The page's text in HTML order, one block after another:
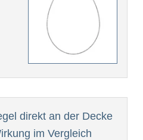
direkt an der Decke
im Vergleich